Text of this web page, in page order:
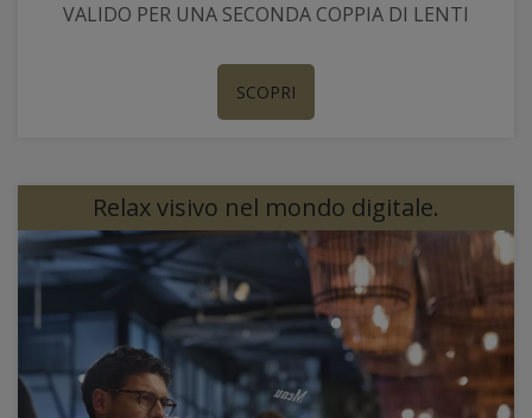
VALIDO PER UNA SECONDA COPPIA DI LENTI
SCOPRI
Relax visivo nel mondo digitale.